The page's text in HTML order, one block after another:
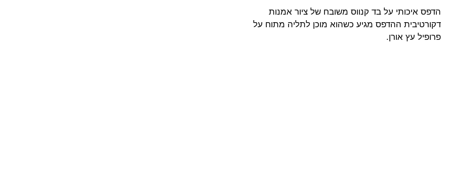
הדפס איכותי על בד קנווס משובח של ציור אמנות
דקורטיבית ההדפס מגיע כשהוא מוכן לתליה מתוח על
פרופיל עץ אורן.